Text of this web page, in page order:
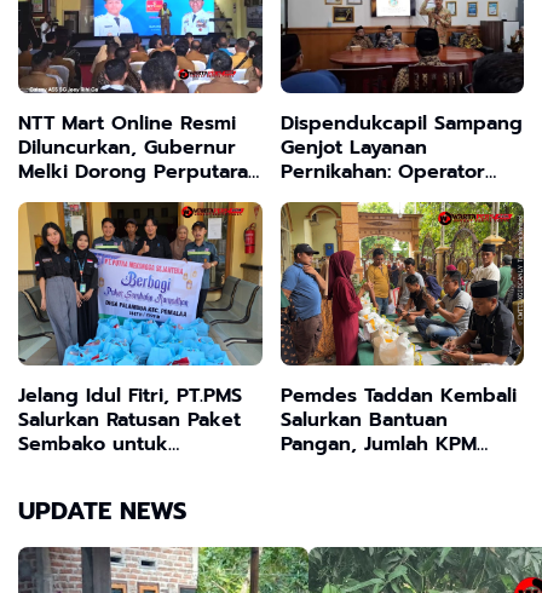
NTT Mart Online Resmi
Diluncurkan, Gubernur
Melki Dorong Perputaran
Ekonomi Daerah
Dispendukcapil Sampang
Genjot Layanan
Pernikahan: Operator
KUA Ikuti Bimtek Inovasi
"Marlena Tuku Santan"
Jelang Idul Fitri, PT.PMS
Salurkan Ratusan Paket
Sembako untuk
Pemdes Taddan Kembali
Salurkan Bantuan
Pangan, Jumlah KPM
UPDATE NEWS